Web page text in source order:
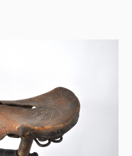
sich bei einer „rasenden“
km/h in 9 Minuten und 54
eine Marke, die mit der